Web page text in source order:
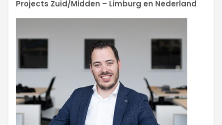
Projects Zuid/Midden – Limburg en Nederland